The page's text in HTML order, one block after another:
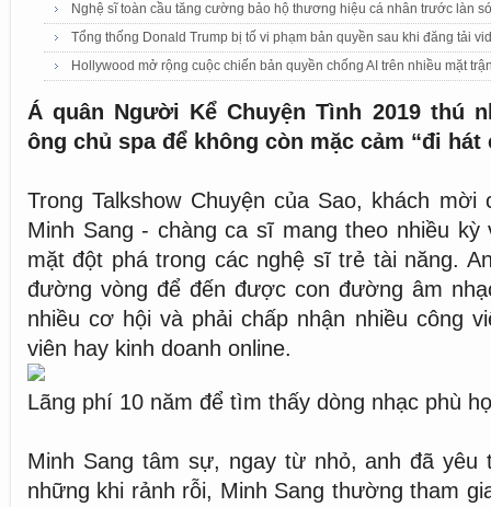
Nghệ sĩ toàn cầu tăng cường bảo hộ thương hiệu cá nhân trước làn
Tổng thống Donald Trump bị tố vi phạm bản quyền sau khi đăng tải
Hollywood mở rộng cuộc chiến bản quyền chống AI trên nhiều mặt
Á quân Người Kể Chuyện Tình 2019 thú
ông chủ spa để không còn mặc cảm “đi hát
Trong Talkshow Chuyện của Sao, khách
Minh Sang - chàng ca sĩ mang theo nhiều
mặt đột phá trong các nghệ sĩ trẻ tài năng.
đường vòng để đến được con đường âm
nhiều cơ hội và phải chấp nhận nhiều công
viên hay kinh doanh online.
Lãng phí 10 năm để tìm thấy dòng nhạc phù
Minh Sang tâm sự, ngay từ nhỏ, anh đã
những khi rảnh rỗi, Minh Sang thường tham